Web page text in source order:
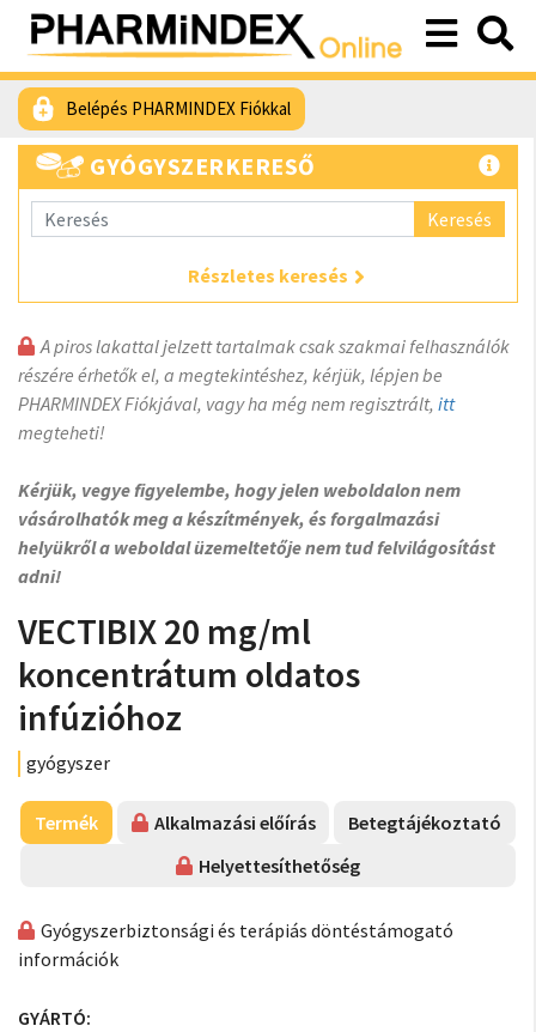
Belépés PHARMINDEX Fiókkal
GYÓGYSZERKERESŐ
Keresés
Részletes keresés
A piros lakattal jelzett tartalmak csak szakmai felhasználók
részére érhetők el, a megtekintéshez, kérjük, lépjen be
PHARMINDEX Fiókjával, vagy ha még nem regisztrált, itt
megteheti!
Kérjük, vegye figyelembe, hogy jelen weboldalon nem
vásárolhatók meg a készítmények, és forgalmazási
helyükről a weboldal üzemeltetője nem tud felvilágosítást
adni!
VECTIBIX 20 mg/ml
koncentrátum oldatos
infúzióhoz
gyógyszer
Termék Alkalmazási előírás
Betegtájékoztató
Helyettesíthetőség
Gyógyszerbiztonsági és terápiás döntéstámogató
információk
GYÁRTÓ: